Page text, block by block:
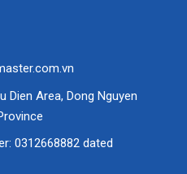
Dien Area, Dong Nguyen
0312668882 dated